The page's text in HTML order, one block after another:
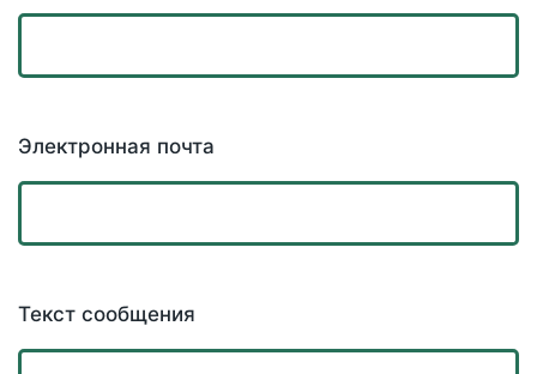
Электронная почта
Текст сообщения